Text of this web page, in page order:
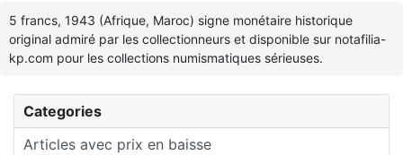
Categories
Articles avec prix en baisse
5 francs, 1943 (Afrique, Maroc) signe monétaire historique
original admiré par les collectionneurs et disponible sur notafilia-
kp.com pour les collections numismatiques sérieuses.